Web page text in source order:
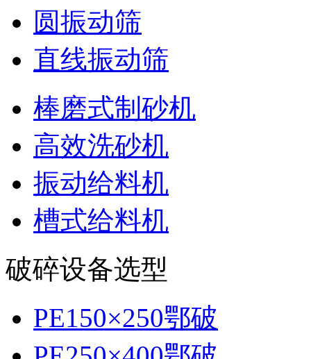
圆振动筛
直线振动筛
棒磨式制砂机
高效洗砂机
振动给料机
槽式给料机
破碎设备选型
PE150×250鄂破